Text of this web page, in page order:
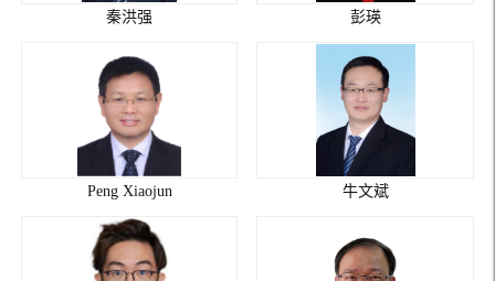
秦洪强 彭瑛
Peng Xiaojun 牛文斌